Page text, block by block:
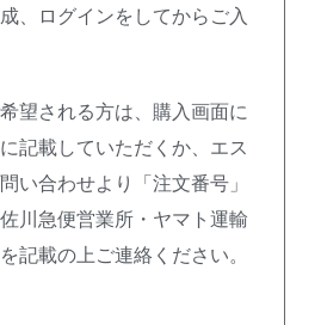
、ログインをしてからご入
望される方は、購入画面に
記載していただくか、エス
い合わせより「注文番号」
川急便営業所・ヤマト運輸
記載の上ご連絡ください。